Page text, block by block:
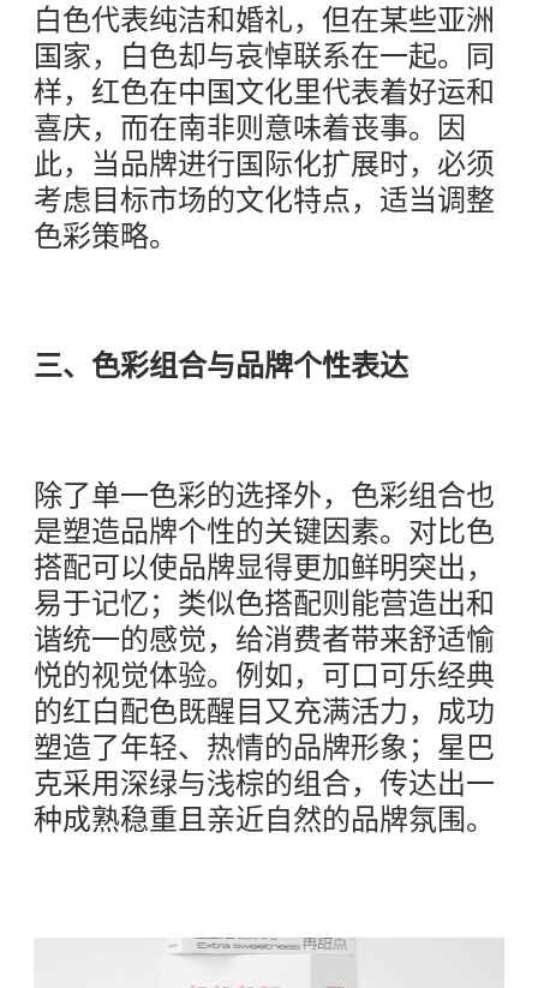
白色代表纯洁和婚礼，但在某些亚洲
国家，白色却与哀悼联系在一起。同
样，红色在中国文化里代表着好运和
喜庆，而在南非则意味着丧事。因
此，当品牌进行国际化扩展时，必须
考虑目标市场的文化特点，适当调整
色彩策略。
三、色彩组合与品牌个性表达
除了单一色彩的选择外，色彩组合也
是塑造品牌个性的关键因素。对比色
搭配可以使品牌显得更加鲜明突出，
易于记忆；类似色搭配则能营造出和
谐统一的感觉，给消费者带来舒适愉
悦的视觉体验。例如，可口可乐经典
的红白配色既醒目又充满活力，成功
塑造了年轻、热情的品牌形象；星巴
克采用深绿与浅棕的组合，传达出一
种成熟稳重且亲近自然的品牌氛围。